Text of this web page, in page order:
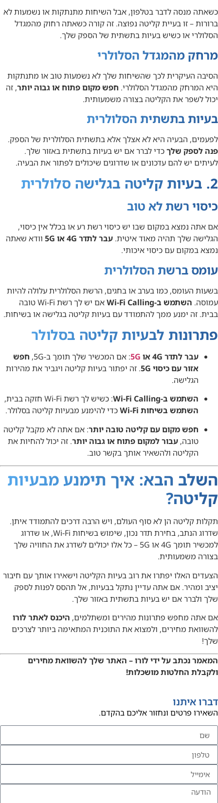
כשאתה מנסה לדבר בטלפון, אבל השיחות מתנתקות או נשמעות לא
ברורות – זו בעיית קליטה נפוצה. זה קורה כשאתה רחוק מהמגדל
הסלולרי או כשיש בעיות בתשתית של הספק שלך.
מרחק מהמגדל הסלולרי
הסיבה העיקרית לכך שהשיחות שלך לא נשמעות טוב או מתנתקות
היא המרחק מהמגדל הסלולרי. חפש מקום פתוח או גבוה יותר, זה
יכול לשפר את הקליטה בצורה משמעותית.
בעיות בתשתית הסלולרית
לפעמים, הבעיה היא לא אצלך אלא בתשתית הסלולרית של הספק.
פנה לספק שלךכדי לברר אם יש בעיות בתשתית באזור שלך.
לעיתים יש להם עדכונים או שדרוגים שיכולים לפתור את הבעיה.
2. בעיות קליטה בגלישה סלולרית
כיסוי רשת לא טוב
אם אתה נמצא במקום שבו יש כיסוי רשת רע או בכלל אין כיסוי,
הגלישה שלך תהיה מאוד איטית. עבר לתדר 4G או 5G
וודא שאתה
נמצא במקום עם כיסוי איכותי.
עומס ברשת הסלולרית
בשעות העומס, כמו בערב או בחגים, הרשת הסלולרית עלולה להיות
עמוסה. השתמש ב-Wi-Fi Calling
אם יש לך רשת Wi-Fi טובה
בבית. זה ימנע ממך להתמודד עם בעיות קליטה בגלישה או בשיחות.
פתרונות לבעיות קליטה בסלולר
עבר לתדר 4G או 5G: אם המכשיר שלך תומך ב-5G,
חפש
אזור עם כיסוי 5G
. זה יפתור בעיות קליטה ויגביר את מהירות
הגלישה.
השתמש ב-Wi-Fi Calling
: כשיש לך רשת Wi-Fi חזקה בבית,
השתמש בשיחות Wi-Fi
כדי להימנע מבעיות קליטה בסלולר.
חפש מקום עם קליטה טובה יותר: אם אתה לא מקבל קליטה
טובה, עבור למקום פתוח או גבוה יותר. זה יכול להחיות את
הקליטה ולהשאיר אותך בקשר טוב.
השלב הבא: איך תימנע מבעיות
קליטה?
תקלות קליטה הן לא סוף העולם, ויש הרבה דרכים להתמודד איתן.
שדרוג הנתב, בחירת תדר נכון, שימוש בשיחות Wi-Fi, או שדרוג
למכשיר תומך 4G או 5G – כל אלו יכולים לשדרג את החוויה שלך
בצורה משמעותית.
הצעדים האלו יפתרו את רוב בעיות הקליטה וישאירו אותך עם חיבור
יציב ומהיר. אם אתה עדיין נתקל בבעיות, אל תהסס לפנות לספק
שלך ולברר אם יש בעיות בתשתית באזור שלך.
אם אתה מחפש פתרונות מהירים ומשתלמים, היכנס לאתר לורו
להשוואת מחירים, ולמצוא את התוכנית המתאימה ביותר לצרכים
שלך!
המאמר נכתב על ידי לורו – האתר שלך להשוואת מחירים
ולקבלת החלטות מושכלות!
דברו איתנו
השאירו פרטים ונחזור אליכם בהקדם.